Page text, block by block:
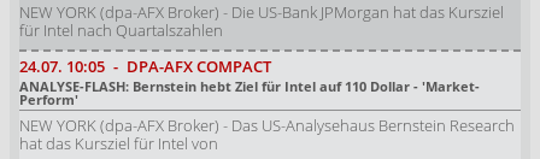
NEW YORK (dpa-AFX Broker) - Die US-Bank JPMorgan hat das Kursziel
für Intel nach Quartalszahlen
24.07. 10:05 - DPA-AFX COMPACT
ANALYSE-FLASH: Bernstein hebt Ziel für Intel auf 110 Dollar - 'Market-
Perform'
NEW YORK (dpa-AFX Broker) - Das US-Analysehaus Bernstein Research
hat das Kursziel für Intel von